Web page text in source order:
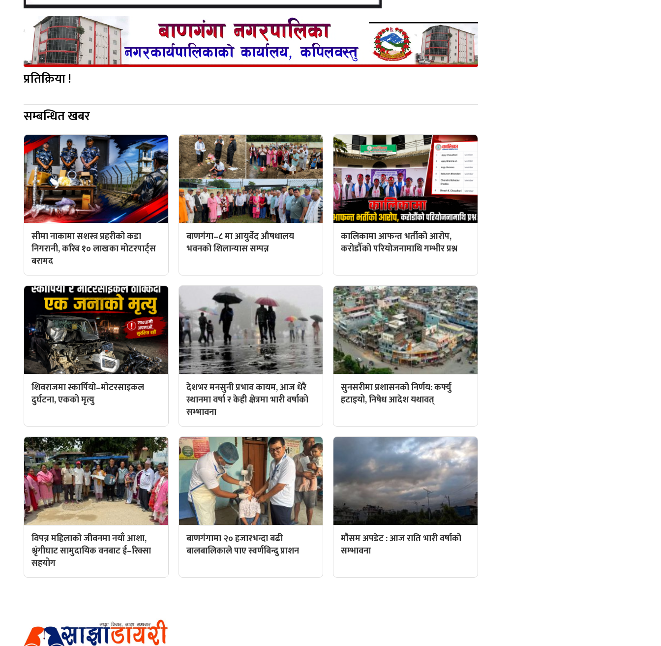
प्रतिक्रिया !
सम्बन्धित खबर
सीमा नाकामा सशस्त्र प्रहरीको कडा
निगरानी, करिब १० लाखका मोटरपार्ट्स
बरामद
बाणगंगा–८ मा आयुर्वेद औषधालय
भवनको शिलान्यास सम्पन्न
कालिकामा आफन्त भर्तीको आरोप,
करोडौँको परियोजनामाथि गम्भीर प्रश्न
शिवराजमा स्कार्पियो–मोटरसाइकल
दुर्घटना, एकको मृत्यु
देशभर मनसुनी प्रभाव कायम, आज धेरै
स्थानमा वर्षा र केही क्षेत्रमा भारी वर्षाको
सम्भावना
सुनसरीमा प्रशासनको निर्णय: कर्फ्यु
हटाइयो, निषेध आदेश यथावत्
विपन्न महिलाको जीवनमा नयाँ आशा,
श्रृंगीघाट सामुदायिक वनबाट ई–रिक्सा
सहयोग
बाणगंगामा २० हजारभन्दा बढी
बालबालिकाले पाए स्वर्णबिन्दु प्राशन
मौसम अपडेट : आज राति भारी वर्षाको
सम्भावना